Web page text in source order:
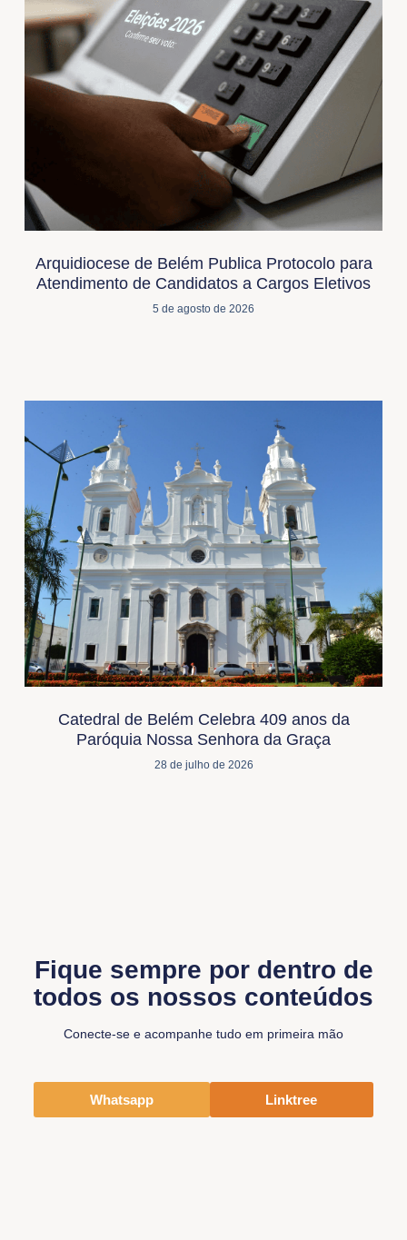
Arquidiocese de Belém Publica Protocolo para
Atendimento de Candidatos a Cargos Eletivos
5 de agosto de 2026
Catedral de Belém Celebra 409 anos da
Paróquia Nossa Senhora da Graça
28 de julho de 2026
Fique sempre por dentro de
todos os nossos conteúdos
Conecte-se e acompanhe tudo em primeira mão
Whatsapp Linktree